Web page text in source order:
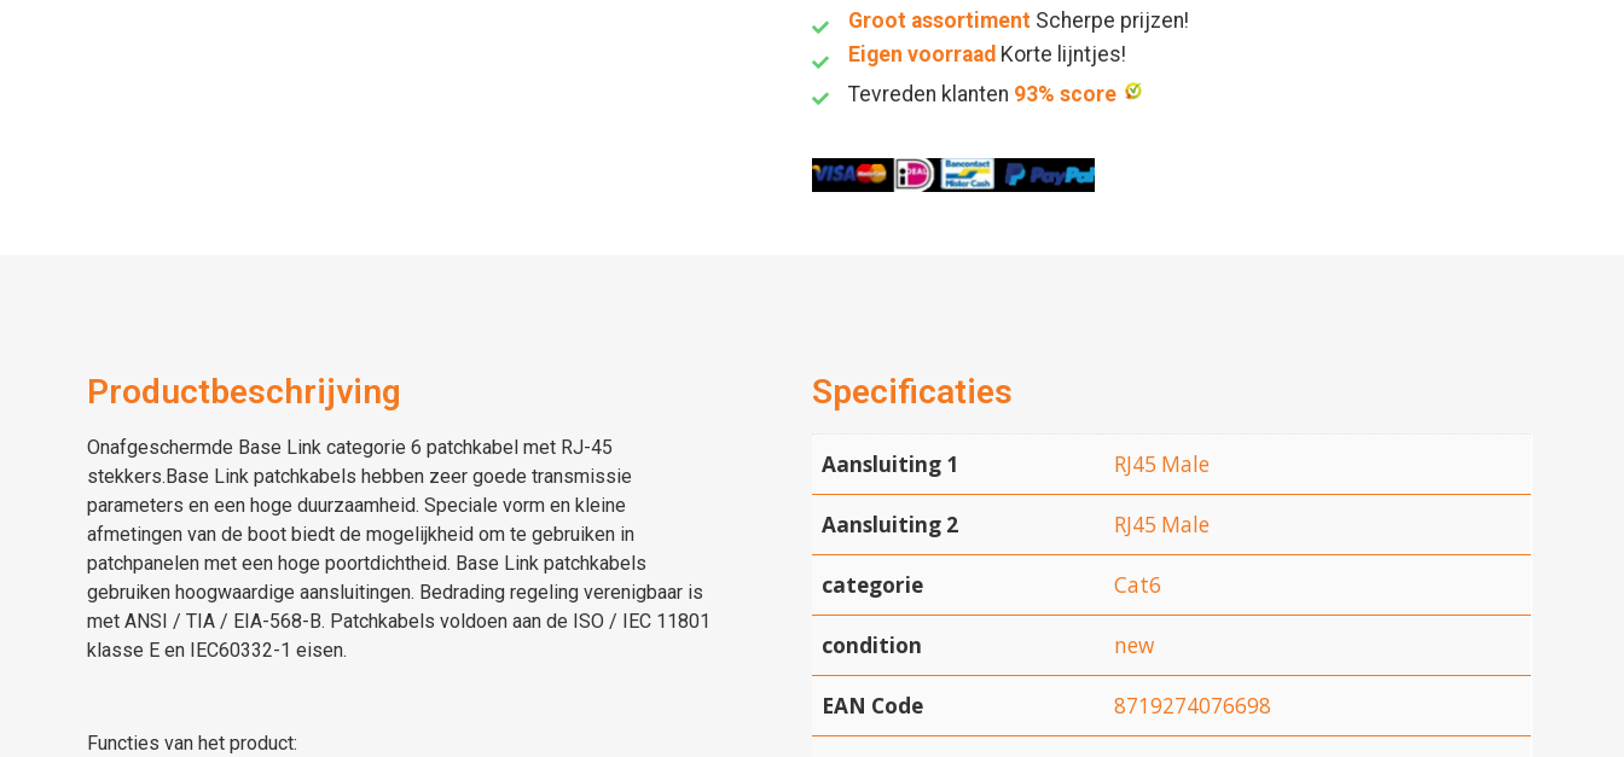
Groot assortiment Scherpe prijzen!
Eigen voorraad Korte lijntjes!
Tevreden klanten 93% score
Productbeschrijving
Onafgeschermde Base Link categorie 6 patchkabel met RJ-45
stekkers. Base Link patchkabels hebben zeer goede transmissie
parameters en een hoge duurzaamheid. Speciale vorm en kleine
afmetingen van de boot biedt de mogelijkheid om te gebruiken in
patchpanelen met een hoge poortdichtheid. Base Link patchkabels
gebruiken hoogwaardige aansluitingen. Bedrading regeling verenigbaar is
met ANSI / TIA / EIA-568-B. Patchkabels voldoen aan de ISO / IEC 11801
klasse E en IEC60332-1 eisen.
Functies van het product:
Specificaties
Aansluiting 1 RJ45 Male
Aansluiting 2 RJ45 Male
categorie Cat6
condition new
EAN Code 8719274076698